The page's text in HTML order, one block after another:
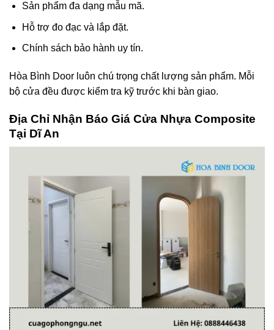
Sản phẩm đa dạng mẫu mã.
Hỗ trợ đo đạc và lắp đặt.
Chính sách bảo hành uy tín.
Hòa Bình Door luôn chú trọng chất lượng sản phẩm. Mỗi
bộ cửa đều được kiểm tra kỹ trước khi bàn giao.
Địa Chỉ Nhận Báo Giá Cửa Nhựa Composite
Tại Dĩ An